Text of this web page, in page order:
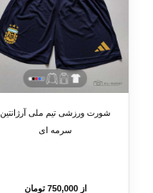
شورت ورزشی تیم ملی آرژانتین
سرمه ای
از 750,000 تومان